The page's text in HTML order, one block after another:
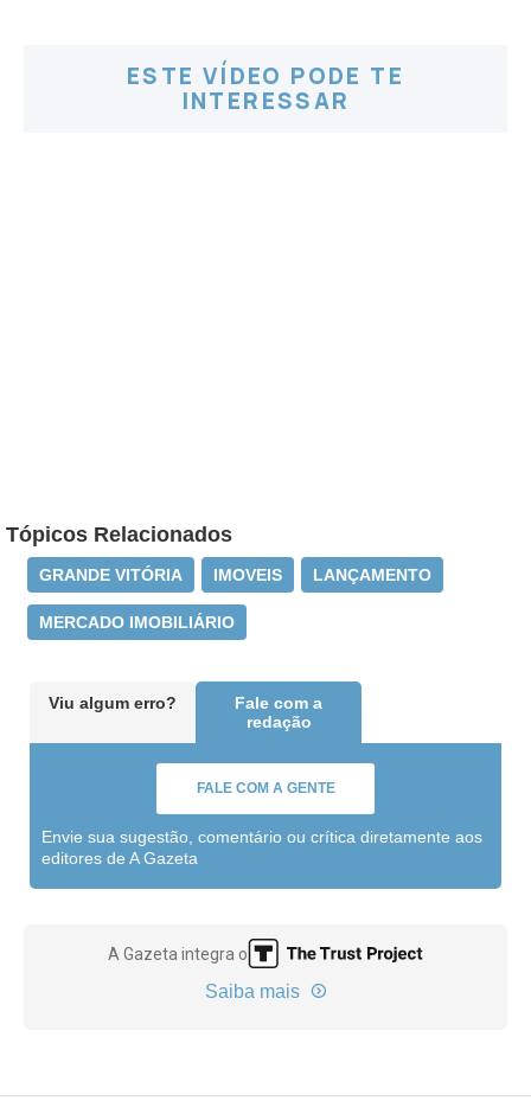
ESTE VÍDEO PODE TE
INTERESSAR
Tópicos Relacionados
GRANDE VITÓRIA IMOVEIS LANÇAMENTO
MERCADO IMOBILIÁRIO
Viu algum erro?
Fale com a
redação
FALE COM A GENTE
Envie sua sugestão, comentário ou crítica diretamente aos
editores de A Gazeta
A Gazeta integra o
Saiba mais